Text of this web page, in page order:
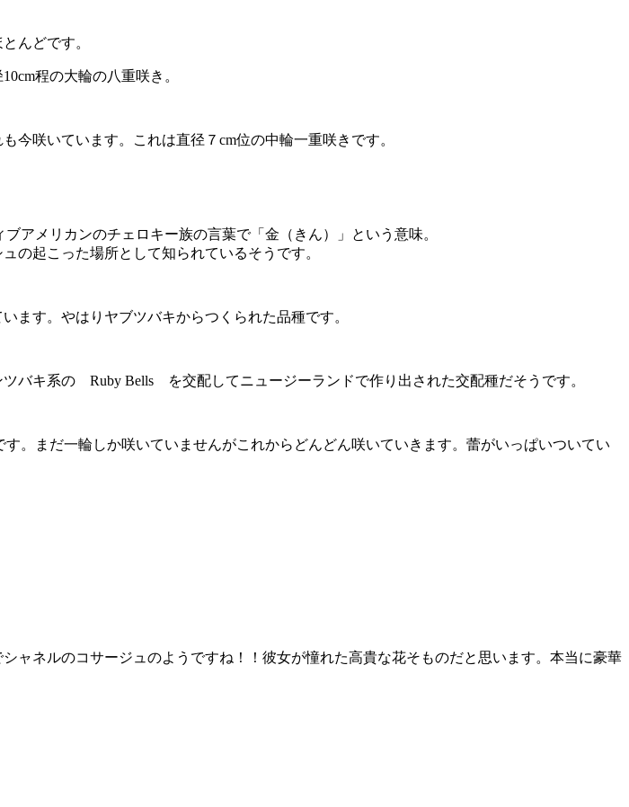
んどです。
程の大輪の八重咲き。
今咲いています。これは直径７cm位の中輪一重咲きです。
アメリカンのチェロキー族の言葉で「金（きん）」という意味。
の起こった場所として知られているそうです。
ます。やはりヤブツバキからつくられた品種です。
バキ系の Ruby Bells を交配してニュージーランドで作り出された交配種だそうです。
。まだ一輪しか咲いていませんがこれからどんどん咲いていきます。蕾がいっぱいついてい
ャネルのコサージュのようですね！！彼女が憧れた高貴な花そものだと思います。本当に豪華